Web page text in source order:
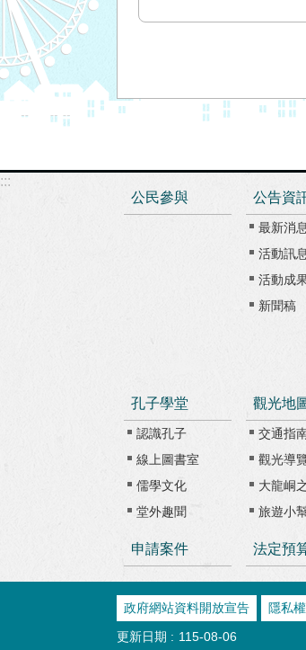
:::
公民參與
公告資
最新消息
活動訊息
活動成
新聞稿
孔子學堂
認識孔子
線上圖書室
儒學文化
堂外趣聞
觀光地
交通指
觀光導
大龍峒
旅遊小
申請案件 法定預
政府網站資料開放宣告 隱私
更新日期
115-08-06